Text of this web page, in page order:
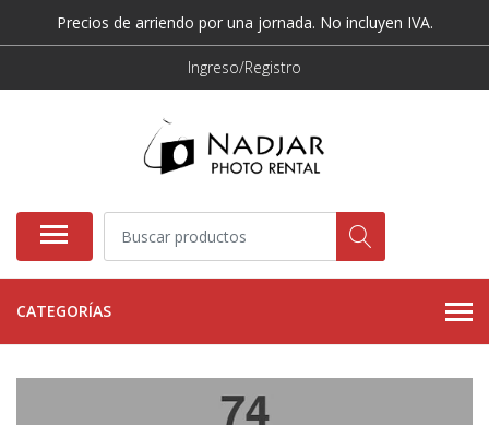
Precios de arriendo por una jornada. No incluyen IVA.
Ingreso/Registro
CATEGORÍAS